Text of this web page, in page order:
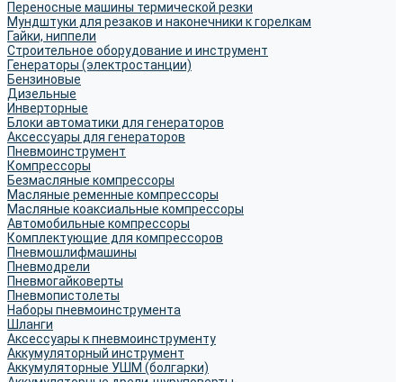
Переносные машины термической резки
Мундштуки для резаков и наконечники к горелкам
Гайки, ниппели
Строительное оборудование и инструмент
Генераторы (электростанции)
Бензиновые
Дизельные
Инверторные
Блоки автоматики для генераторов
Аксессуары для генераторов
Пневмоинструмент
Компрессоры
Безмасляные компрессоры
Масляные ременные компрессоры
Масляные коаксиальные компрессоры
Автомобильные компрессоры
Комплектующие для компрессоров
Пневмошлифмашины
Пневмодрели
Пневмогайковерты
Пневмопистолеты
Наборы пневмоинструмента
Шланги
Аксессуары к пневмоинструменту
Аккумуляторный инструмент
Аккумуляторные УШМ (болгарки)